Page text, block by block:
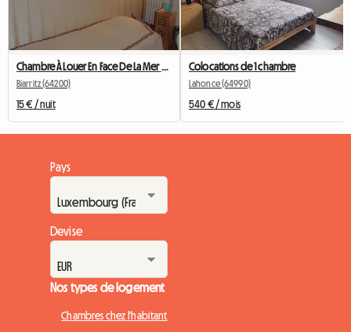
Biarritz (64200)
15 € / nuit
Colocations de 1 chambre
Lahonce (64990)
540 € / mois
Pays
Devise
Nos types de logement
Chambres chez l'habitant